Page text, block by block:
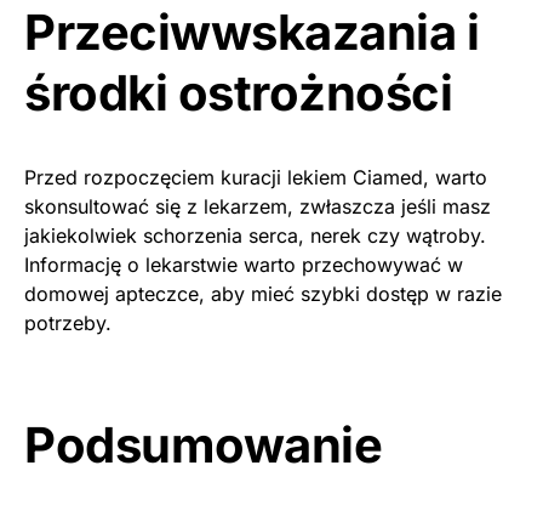
Przeciwwskazania i
środki ostrożności
Przed rozpoczęciem kuracji lekiem Ciamed, warto
skonsultować się z lekarzem, zwłaszcza jeśli masz
jakiekolwiek schorzenia serca, nerek czy wątroby.
Informację o lekarstwie warto przechowywać w
domowej apteczce, aby mieć szybki dostęp w razie
potrzeby.
Podsumowanie